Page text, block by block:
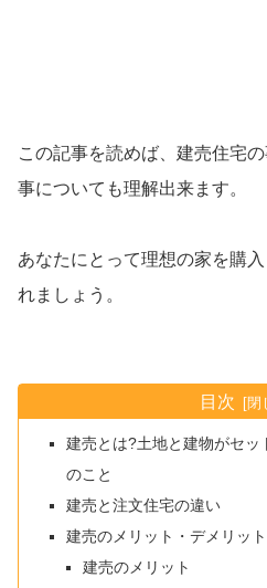
この記事を読めば、建売住宅
事についても理解出来ます。
あなたにとって理想の家を購
れましょう。
目次
建売とは?土地と建物がセッ
のこと
建売と注文住宅の違い
建売のメリット・デメリット
建売のメリット